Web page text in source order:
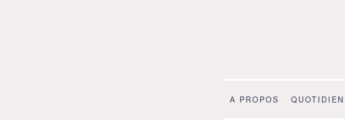
A PROPOS QUOTIDIEN